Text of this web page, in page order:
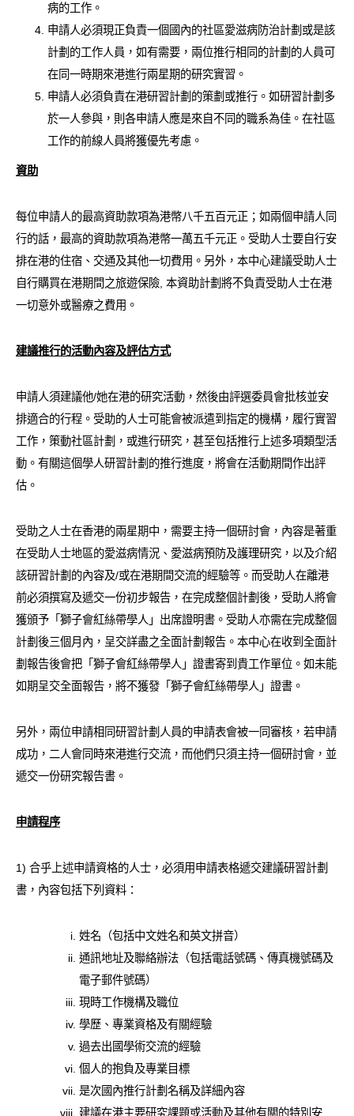
病的工作。
申請人必須現正負責一個國內的社區愛滋病防治計劃或是該
計劃的工作人員，如有需要，兩位推行相同的計劃的人員可
在同一時期來港進行兩星期的研究實習。
申請人必須負責在港研習計劃的策劃或推行。如研習計劃多
於一人參與，則各申請人應是來自不同的職系為佳。在社區
工作的前線人員將獲優先考慮。
資助
每位申請人的最高資助款項為港幣八千五百元正；如兩個申請人同
行的話，最高的資助款項為港幣一萬五千元正。受助人士要自行安
排在港的住宿、交通及其他一切費用。另外，本中心建議受助人士
自行購買在港期間之旅遊保險, 本資助計劃將不負責受助人士在港
一切意外或醫療之費用。
建議推行的活動內容及評估方式
申請人須建議他/她在港的研究活動，然後由評選委員會批核並安
排適合的行程。受助的人士可能會被派遣到指定的機構，履行實習
工作，策動社區計劃，或進行研究，甚至包括推行上述多項類型活
動。有關這個學人研習計劃的推行進度，將會在活動期間作出評
估。
受助之人士在香港的兩星期中，需要主持一個研討會，內容是著重
在受助人士地區的愛滋病情況、愛滋病預防及護理研究，以及介紹
該研習計劃的內容及/或在港期間交流的經驗等。而受助人在離港
前必須撰寫及遞交一份初步報告，在完成整個計劃後，受助人將會
獲頒予「獅子會紅絲帶學人」出席證明書。受助人亦需在完成整個
計劃後三個月內，呈交詳盡之全面計劃報告。本中心在收到全面計
劃報告後會把「獅子會紅絲帶學人」證書寄到貴工作單位。如未能
如期呈交全面報告，將不獲發「獅子會紅絲帶學人」證書。
另外，兩位申請相同研習計劃人員的申請表會被一同審核，若申請
成功，二人會同時來港進行交流，而他們只須主持一個研討會，並
遞交一份研究報告書。
申請程序
1) 合乎上述申請資格的人士，必須用申請表格遞交建議研習計劃
書，內容包括下列資料：
姓名（包括中文姓名和英文拼音）
通訊地址及聯絡辦法（包括電話號碼、傳真機號碼及
電子郵件號碼）
現時工作機構及職位
學歷、專業資格及有關經驗
過去出國學術交流的經驗
個人的抱負及專業目標
是次國內推行計劃名稱及詳細內容
建議在港主要研究課題或活動及其他有關的特別安